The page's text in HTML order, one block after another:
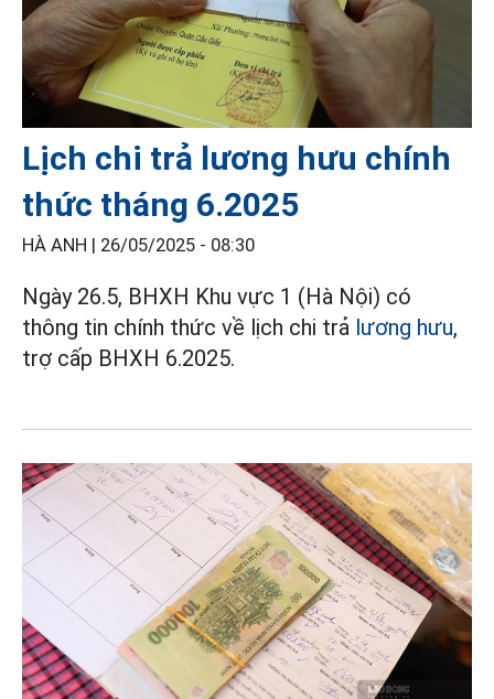
Lịch chi trả lương hưu chính
thức tháng 6.2025
HÀ ANH | 26/05/2025 - 08:30
Ngày 26.5, BHXH Khu vực 1 (Hà Nội) có
thông tin chính thức về lịch chi trả lương hưu,
trợ cấp BHXH 6.2025.